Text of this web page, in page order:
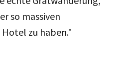
so massiven
zu haben."